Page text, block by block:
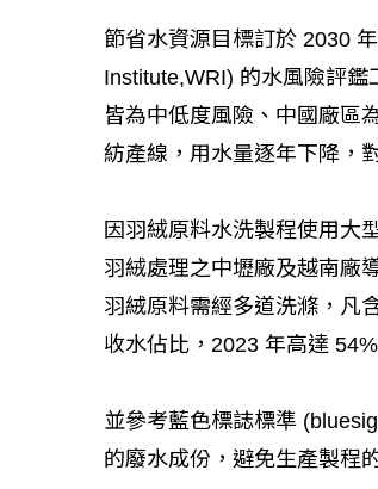
節省水資源目標訂於 2030
Institute,WRI) 的水風險評
皆為中低度風險、中國廠區
紡產線，用水量逐年下降，
因羽絨原料水洗製程使用大
羽絨處理之中壢廠及越南廠
羽絨原料需經多道洗滌，凡
收水佔比，2023 年高達 54%
並參考藍色標誌標準
的廢水成份，避免生產製程